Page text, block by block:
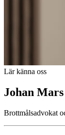
Lär känna oss
Johan Mars
Brottmålsadvokat